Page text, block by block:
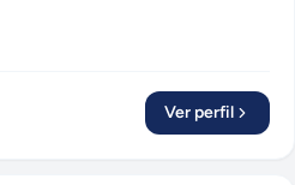
Ver perfil